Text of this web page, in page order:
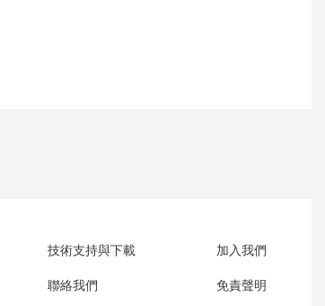
技術支持與下載
聯絡我們
加入我們
免責聲明